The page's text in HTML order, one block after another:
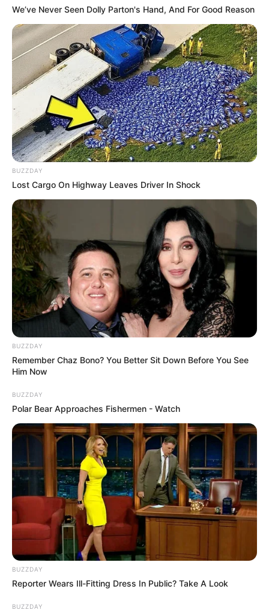
Rosszul lett a munkahelyén és meghalt Gulyás
Zsolt, Bács-Kiskun megye rendőrfőkapitánya
Tragikus hirtelenséggel elhunyt Gulyás Zsolt rendőr
dandártábornok, Bács-Kiskun megye
rendőrfőkapitánya. Az 54 éves vezető a
munkahelyén lett rosszul, és bár orvosi ellátást
We’ve Never Seen Dolly Parton's Hand, And For Good Reason
BUZZDAY
Lost Cargo On Highway Leaves Driver In Shock
BUZZDAY
Remember Chaz Bono? You Better Sit Down Before You See
Him Now
BUZZDAY
Polar Bear Approaches Fishermen - Watch
BUZZDAY
Reporter Wears Ill-Fitting Dress In Public? Take A Look
BUZZDAY